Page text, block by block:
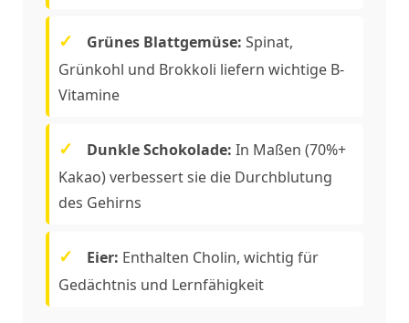
Grünes Blattgemüse: Spinat,
Grünkohl und Brokkoli liefern wichtige B-
Vitamine
Dunkle Schokolade: In Maßen (70%+
Kakao) verbessert sie die Durchblutung
des Gehirns
Eier: Enthalten Cholin, wichtig für
Gedächtnis und Lernfähigkeit